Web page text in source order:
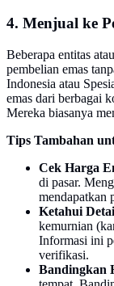
4. Menjual ke
Beberapa entitas
pembelian emas
Indonesia atau
emas dari berbagai
Mereka biasanya
Tips Tambahan
Cek Harga
di pasar.
mendapatkan
Ketahui
kemurnian
Informasi ini
verifikasi.
Bandingkan